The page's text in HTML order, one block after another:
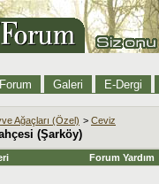
Forum Galeri E-Dergi
Ağaçları (Özel) > Ceviz
(Şarköy)
Forum Yardım